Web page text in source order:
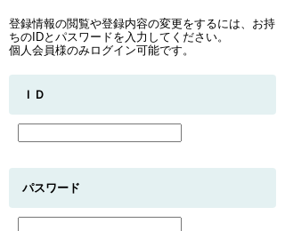
登録情報の閲覧や登録内容の変更をするには、お持
ちのIDとパスワードを入力してください。
個人会員様のみログイン可能です。
ＩＤ
パスワード